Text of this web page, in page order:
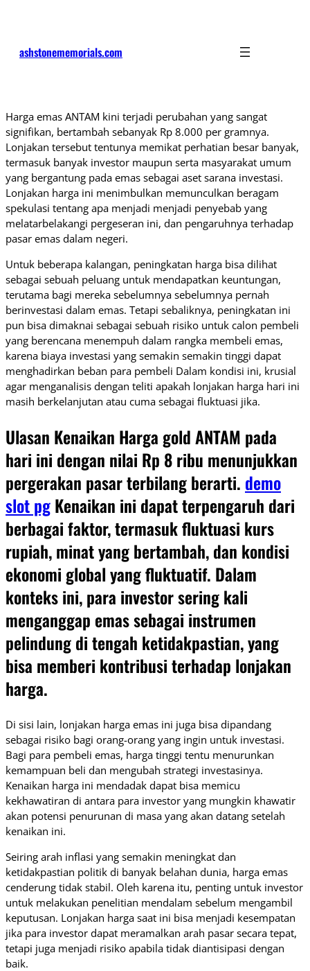
ashstonememorials.com
Harga emas ANTAM kini terjadi perubahan yang sangat
signifikan, bertambah sebanyak Rp 8.000 per gramnya.
Lonjakan tersebut tentunya memikat perhatian besar banyak,
termasuk banyak investor maupun serta masyarakat umum
yang bergantung pada emas sebagai aset sarana investasi.
Lonjakan harga ini menimbulkan memunculkan beragam
spekulasi tentang apa menjadi menjadi penyebab yang
melatarbelakangi pergeseran ini, dan pengaruhnya terhadap
pasar emas dalam negeri.
Untuk beberapa kalangan, peningkatan harga bisa dilihat
sebagai sebuah peluang untuk mendapatkan keuntungan,
terutama bagi mereka sebelumnya sebelumnya pernah
berinvestasi dalam emas. Tetapi sebaliknya, peningkatan ini
pun bisa dimaknai sebagai sebuah risiko untuk calon pembeli
yang berencana menempuh dalam rangka membeli emas,
karena biaya investasi yang semakin semakin tinggi dapat
menghadirkan beban para pembeli Dalam kondisi ini, krusial
agar menganalisis dengan teliti apakah lonjakan harga hari ini
masih berkelanjutan atau cuma sebagai fluktuasi jika.
Ulasan Kenaikan Harga gold ANTAM pada
hari ini dengan nilai Rp 8 ribu menunjukkan
pergerakan pasar terbilang berarti. demo
slot pgKenaikan ini dapat terpengaruh dari
berbagai faktor, termasuk fluktuasi kurs
rupiah, minat yang bertambah, dan kondisi
ekonomi global yang fluktuatif. Dalam
konteks ini, para investor sering kali
menganggap emas sebagai instrumen
pelindung di tengah ketidakpastian, yang
bisa memberi kontribusi terhadap lonjakan
harga.
Di sisi lain, lonjakan harga emas ini juga bisa dipandang
sebagai risiko bagi orang-orang yang ingin untuk investasi.
Bagi para pembeli emas, harga tinggi tentu menurunkan
kemampuan beli dan mengubah strategi investasinya.
Kenaikan harga ini mendadak dapat bisa memicu
kekhawatiran di antara para investor yang mungkin khawatir
akan potensi penurunan di masa yang akan datang setelah
kenaikan ini.
Seiring arah inflasi yang semakin meningkat dan
ketidakpastian politik di banyak belahan dunia, harga emas
cenderung tidak stabil. Oleh karena itu, penting untuk investor
untuk melakukan penelitian mendalam sebelum mengambil
keputusan. Lonjakan harga saat ini bisa menjadi kesempatan
jika para investor dapat meramalkan arah pasar secara tepat,
tetapi juga menjadi risiko apabila tidak diantisipasi dengan
baik.